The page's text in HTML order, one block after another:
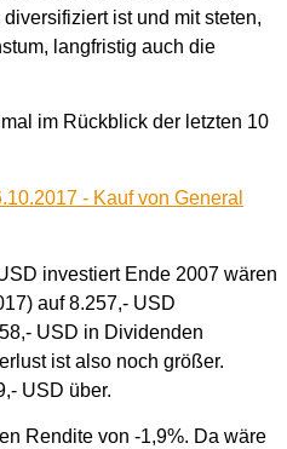
ist und mit steten,
langfristig auch die
im Rückblick der letzten 10
investiert Ende 2007 wären
auf 8.257,- USD
USD in Dividenden
ist also noch größer.
USD über.
Rendite von -1,9%. Da wäre